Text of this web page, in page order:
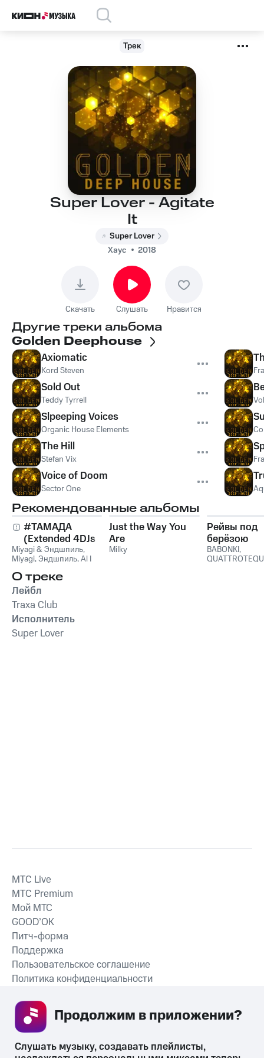
Трек
Super Lover - Agitate
It
Super Lover
Хаус
2018
Скачать Слушать Нравится
Другие треки альбома
Golden Deephouse
Axiomatic
Kord Steven
Sold Out
Teddy Tyrrell
Slpeeping Voices
Organic House Elements
The Hill
Stefan Vix
Voice of Doom
Sector One
Рекомендованные альбомы
#ТАМАДА
(Extended 4DJs
Pack)
Miyagi & Эндшпиль,
Miyagi,Эндшпиль,Al I
Just the Way You
Are
Milky
Рейвы под
берёзою
BABONKI,
О треке
Лейбл
Traxa Club
Исполнитель
Super Lover
СКАЧАТЬ ПРИЛОЖЕНИЕ
MTС Live
MTС Premium
Мой МТС
GOOD’OK
Питч-форма
Поддержка
Пользовательское соглашение
Политика конфиденциальности
Слушать музыку, создавать плейлисты,